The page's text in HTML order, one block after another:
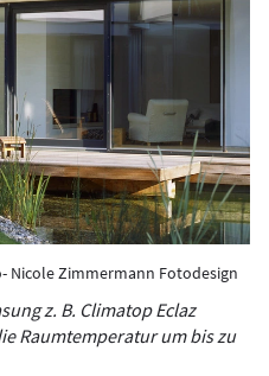
Nicole Zimmermann Fotodesign
z. B. Climatop Eclaz
­Raum­temperatur um bis zu